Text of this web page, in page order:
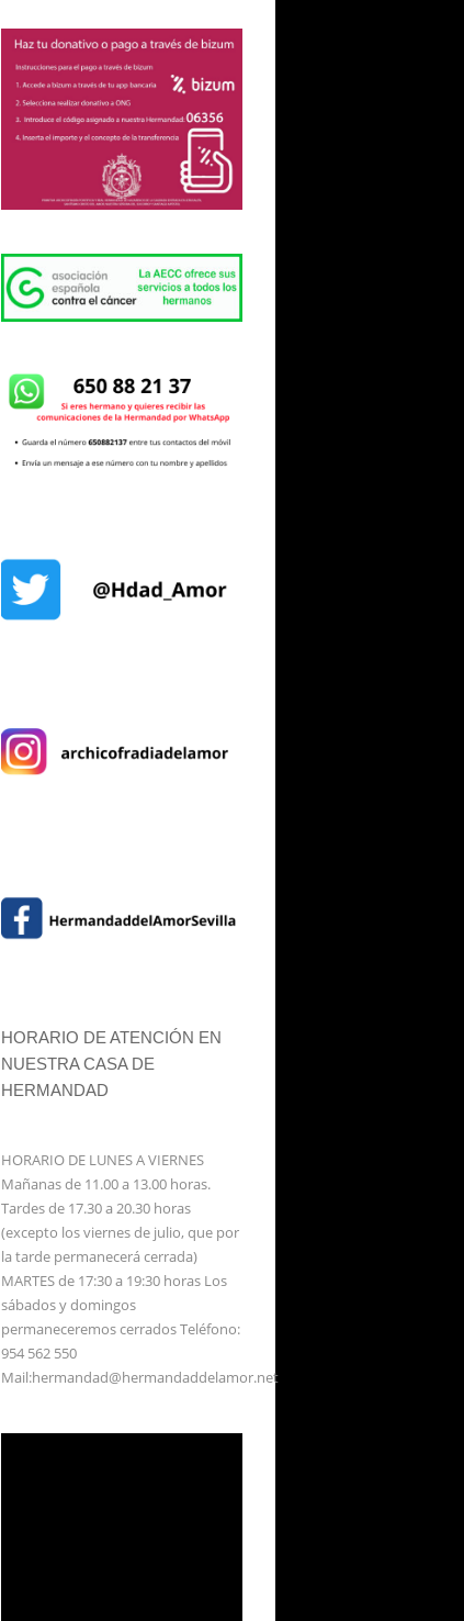
HORARIO DE ATENCIÓN EN
NUESTRA CASA DE
HERMANDAD
HORARIO DE LUNES A VIERNES
Mañanas de 11.00 a 13.00 horas.
Tardes de 17.30 a 20.30 horas
(excepto los viernes de julio, que por
la tarde permanecerá cerrada)
MARTES de 17:30 a 19:30 horas Los
sábados y domingos
permaneceremos cerrados Teléfono:
954 562 550
Mail:hermandad@hermandaddelamor.net